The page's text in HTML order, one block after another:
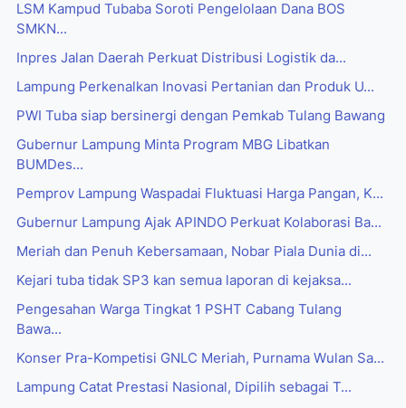
LSM Kampud Tubaba Soroti Pengelolaan Dana BOS
SMKN...
Inpres Jalan Daerah Perkuat Distribusi Logistik da...
Lampung Perkenalkan Inovasi Pertanian dan Produk U...
PWI Tuba siap bersinergi dengan Pemkab Tulang Bawang
Gubernur Lampung Minta Program MBG Libatkan
BUMDes...
Pemprov Lampung Waspadai Fluktuasi Harga Pangan, K...
Gubernur Lampung Ajak APINDO Perkuat Kolaborasi Ba...
Meriah dan Penuh Kebersamaan, Nobar Piala Dunia di...
Kejari tuba tidak SP3 kan semua laporan di kejaksa...
Pengesahan Warga Tingkat 1 PSHT Cabang Tulang
Bawa...
Konser Pra-Kompetisi GNLC Meriah, Purnama Wulan Sa...
Lampung Catat Prestasi Nasional, Dipilih sebagai T...